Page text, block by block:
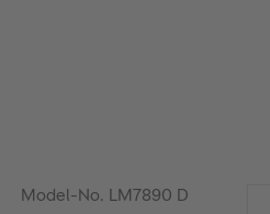
Model-No. LM7890 D